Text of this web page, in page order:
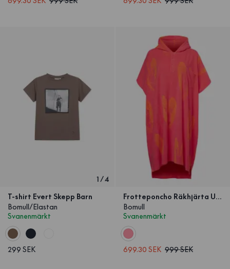
1/4
T-shirt Evert Skepp Barn
Bomull/Elastan
Svanenmärkt
299 SEK
Frotteponcho Räkhjärta Unisex
Bomull
Svanenmärkt
699.30 SEK 999 SEK